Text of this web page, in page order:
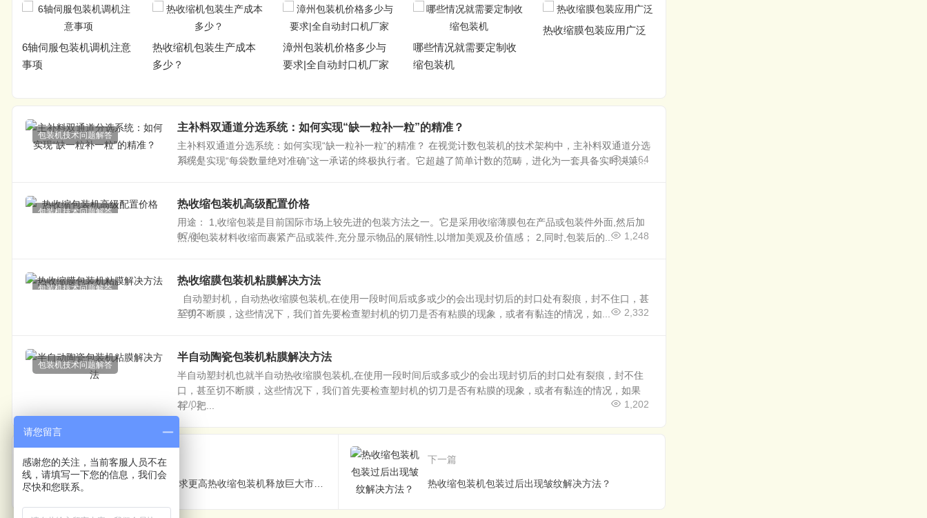
6轴伺服包装机调机注意
事项
热收缩机包装生产成本
多少？
漳州包装机价格多少与
要求|全自动封口机厂家
哪些情况就需要定制收
缩包装机
热收缩膜包装应用广泛
包装机技术问题解答
主补料双通道分选系统：如何实现“缺一粒补一粒”的精准？
主补料双通道分选系统：如何实现“缺一粒补一粒”的精准？ 在视觉计数包装机的技术架构中，主补料双通道分选
系统是实现“每袋数量绝对准确”这一承诺的终极执行者。它超越了简单计数的范畴，进化为一套具备实时决策...
11/24 1,164
包装机技术问题解答
热收缩包装机高级配置价格
用途： 1,收缩包装是目前国际市场上较先进的包装方法之一。它是采用收缩薄膜包在产品或包装件外面,然后加
热,使包装材料收缩而裹紧产品或装件,充分显示物品的展销性,以增加美观及价值感； 2,同时,包装后的...
07/31 1,248
包装机技术问题解答
热收缩膜包装机粘膜解决方法
自动塑封机，自动热收缩膜包装机,在使用一段时间后或多或少的会出现封切后的封口处有裂痕，封不住口，甚
至切不断膜，这些情况下，我们首先要检查塑封机的切刀是否有粘膜的现象，或者有黏连的情况，如...
12/02 2,332
包装机技术问题解答
半自动陶瓷包装机粘膜解决方法
半自动塑封机也就半自动热收缩膜包装机,在使用一段时间后或多或少的会出现封切后的封口处有裂痕，封不住
口，甚至切不断膜，这些情况下，我们首先要检查塑封机的切刀是否有粘膜的现象，或者有黏连的情况，如果
有，把...
12/02 1,202
上一篇
国家对食品安全要求更高热收缩包装机释放巨大市场发展空间
下一篇
热收缩包装机包装过后出现皱纹解决方法？
请您留言
感谢您的关注，当前客服人员不在
线，请填写一下您的信息，我们会
尽快和您联系。